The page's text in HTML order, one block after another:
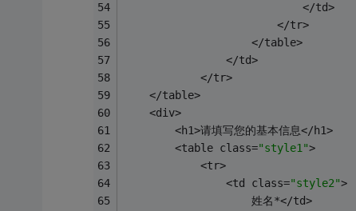
                            </td>
                        </tr>
                    </table>
                </td>
            </tr>
    </table>
    <div>
        <h1>请填写您的基本信息</h1>
        <table class=
"style1">
            <tr>
                <td class=
"style2">
                    姓名*</td>